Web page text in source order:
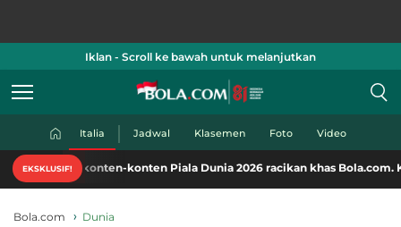
Iklan - Scroll ke bawah untuk melanjutkan
Italia Jadwal Klasemen Foto Video
EKSKLUSIF!
konten Piala Dunia 2026 racikan khas Bola.com. Klik di sini!
Bola.com Dunia